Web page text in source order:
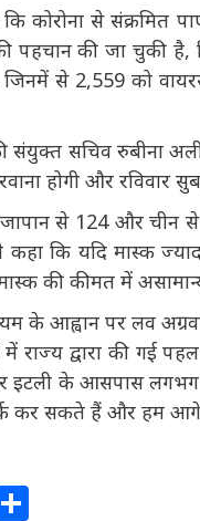
कि कोरोना से
पहचान की जा चुकी है,
जिनमें से 2,559 को
संयुक्त सचिव रुबीना
रवाना होगी और
जापान से 124 और चीन
कहा कि यदि मास्क
की कीमत में असामान्य
के आह्वान पर लव
में राज्य द्वारा की
और इटली के आसपास
से संपर्क कर सकते हैं और